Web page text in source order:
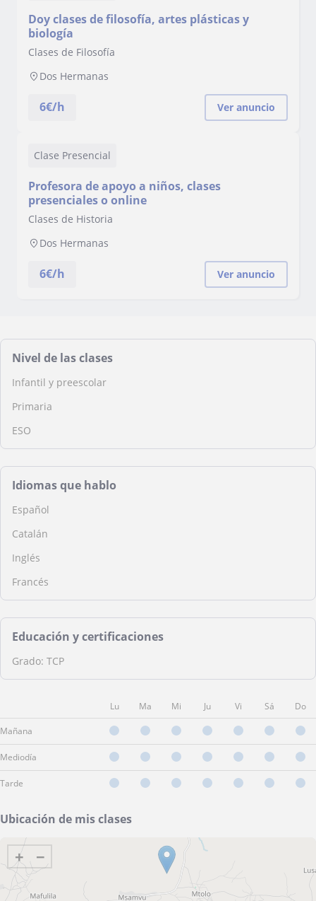
Doy clases de filosofía, artes plásticas y
biología
Clases de Filosofía
Dos Hermanas
6€/h Ver anuncio
Clase Presencial
Profesora de apoyo a niños, clases
presenciales o online
Clases de Historia
Dos Hermanas
6€/h Ver anuncio
Nivel de las clases
Infantil y preescolar
Primaria
ESO
Idiomas que hablo
Español
Catalán
Inglés
Francés
Educación y certificaciones
Grado: TCP
Lu Ma Mi Ju Vi Sá Do
Mañana
Mediodía
Tarde
Ubicación de mis clases
+ −